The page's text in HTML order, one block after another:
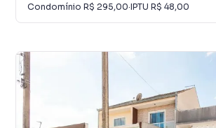
Condomínio R$ 295,00·IPTU R$ 48,00